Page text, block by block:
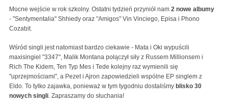
Mocne wejście w rok szkolny. Ostatni tydzień przyniół nam 2 nowe albumy
- "Sentymentalia" Shhiedy oraz "Amigos" Vin Vinciego, Episa i Phono
Cozabit.
Wśród singli jest natomiast bardzo ciekawie - Mata i Oki wypuścili
maxisingiel "3347", Malik Montana połączył siły z Russem Millionsem i
Rich The Kidem, Ten Typ Mes i Tede kolejny raz wymienili się
"uprzejmościami", a Pezet i Ajron zapowiedzieli wspólne EP singlem z
Eldo. To tylko zajawka, ponieważ w tym tygodniu dostaliśmy blisko 30
nowych singli. Zapraszamy do słuchania!